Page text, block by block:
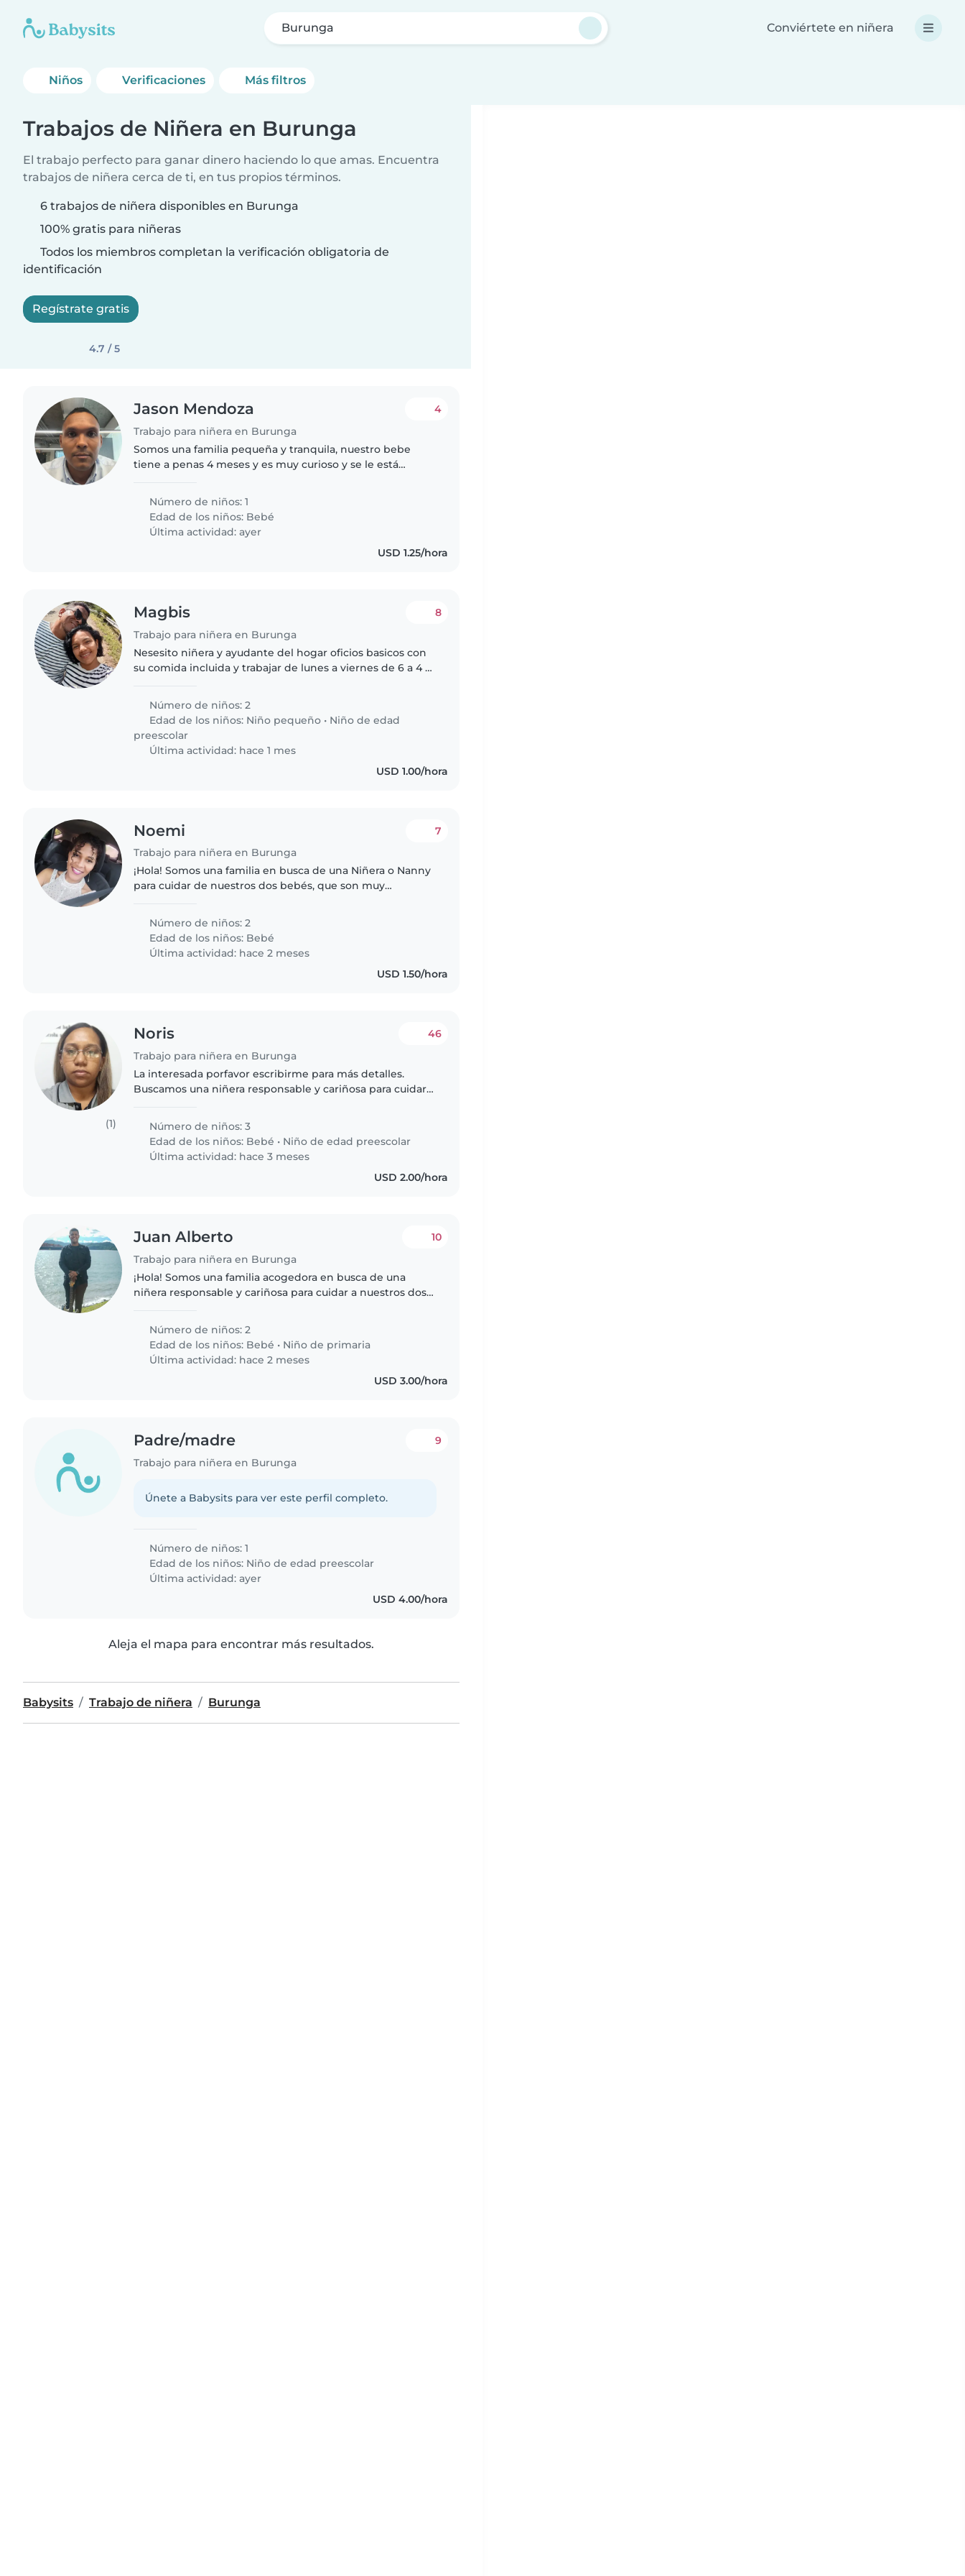
Burunga Conviértete en niñera
Niños Verificaciones Más filtros
Trabajos de Niñera en Burunga
El trabajo perfecto para ganar dinero haciendo lo que amas. Encuentra
trabajos de niñera cerca de ti, en tus propios términos.
6 trabajos de niñera disponibles en Burunga
100% gratis para niñeras
Todos los miembros completan la verificación obligatoria de
identificación
Regístrate gratis
4.7 / 5
Jason Mendoza
Trabajo para niñera en Burunga
4
Somos una familia pequeña y tranquila, nuestro bebe
tiene a penas 4 meses y es muy curioso y se le está
Número de niños: 1
Edad de los niños: Bebé
Última actividad: ayer
USD 1.25/hora
Magbis
Trabajo para niñera en Burunga
8
Nesesito niñera y ayudante del hogar oficios basicos con
su comida incluida y trabajar de lunes a viernes de 6 a 4 y
Número de niños: 2
Edad de los niños: Niño pequeño • Niño de edad
preescolar
Última actividad: hace 1 mes
USD 1.00/hora
Noemi
Trabajo para niñera en Burunga
7
¡Hola! Somos una familia en busca de una Niñera o Nanny
para cuidar de nuestros dos bebés, que son muy
encontrar a alguien que..
Número de niños: 2
Edad de los niños: Bebé
Última actividad: hace 2 meses
USD 1.50/hora
(1)
Noris
Trabajo para niñera en Burunga
46
La interesada porfavor escribirme para más detalles.
Buscamos una niñera responsable y cariñosa para cuidar a
preescolar. Nuestros..
Número de niños: 3
Edad de los niños: Bebé • Niño de edad preescolar
Última actividad: hace 3 meses
USD 2.00/hora
Juan Alberto
Trabajo para niñera en Burunga
10
¡Hola! Somos una familia acogedora en busca de una
niñera responsable y cariñosa para cuidar a nuestros dos
son amigables,..
Número de niños: 2
Edad de los niños: Bebé • Niño de primaria
Última actividad: hace 2 meses
USD 3.00/hora
Padre/madre
Trabajo para niñera en Burunga
9
Únete a Babysits para ver este perfil completo.
Número de niños: 1
Edad de los niños: Niño de edad preescolar
Última actividad: ayer
USD 4.00/hora
Aleja el mapa para encontrar más resultados.
Babysits Trabajo de niñera Burunga